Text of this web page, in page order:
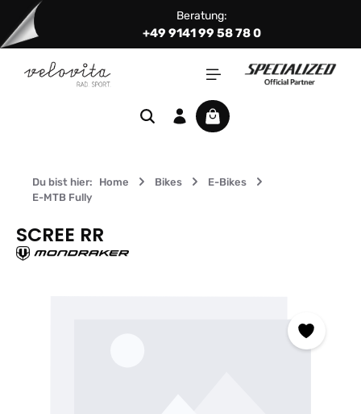
Zum Hauptinhalt springen Beratung:
+49 9141 99 58 78 0
Warenkorb enthält 0
Du bist hier: Home Bikes
E-Bikes
E-MTB Fully
SCREE RR